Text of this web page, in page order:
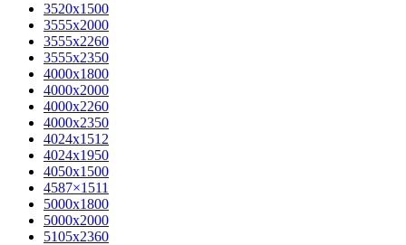
3520х1500
3555х2000
3555х2260
3555х2350
4000х1800
4000х2000
4000х2260
4000х2350
4024х1512
4024х1950
4050х1500
4587×1511
5000х1800
5000х2000
5105х2360